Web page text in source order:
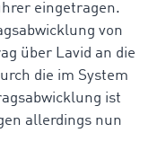
eingetragen.
von
über Lavid an die
die im System
ist
allerdings nun